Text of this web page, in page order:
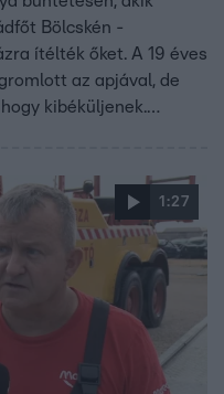
Bölcskén -
ítélték őket. A 19 éves
az apjával, de
kibéküljenek.
kocsival elütötte.
1:27